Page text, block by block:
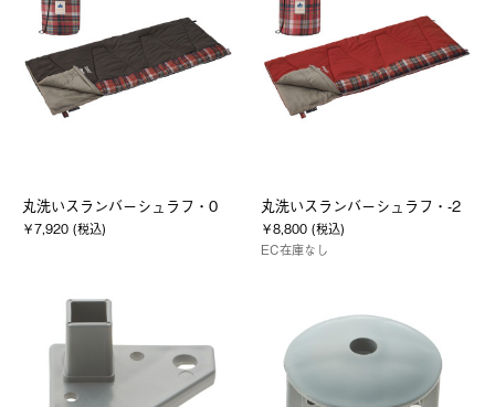
丸洗いスランバーシュラフ・0
￥7,920 (税込)
丸洗いスランバーシュラフ・-2
￥8,800 (税込)
EC在庫なし